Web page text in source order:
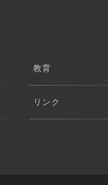
教育
リンク